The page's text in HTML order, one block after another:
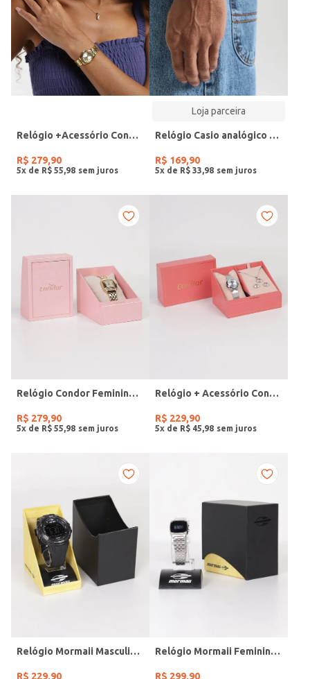
Relógio +Acessório Condor Feminino DOURADO
R$ 279,90
5x de R$ 55 98
Loja parceira
Relógio Casio analógico MW-240-4BVDF-SC
R$ 169,90
5x de R$ 33 98
Relógio Condor Feminino DOURADO
R$ 279,90
5x de R$ 55 98
Relógio + Acessório Condor Feminino PRATA
R$ 229,90
5x de R$ 45 98
Relógio Mormaii Masculino PRETO
R$ 229,90
Relógio Mormaii Feminino PRATA
R$ 299,90